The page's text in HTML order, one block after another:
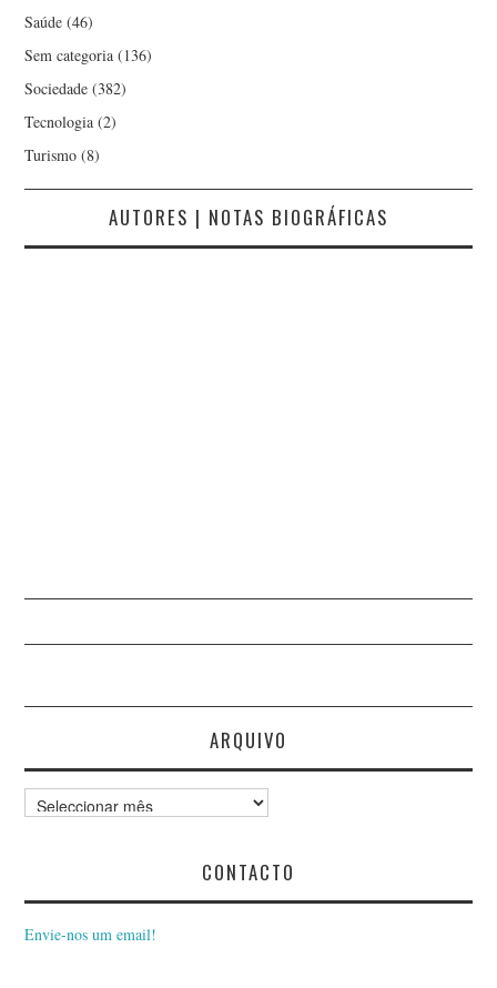
Saúde (46)
Sem categoria (136)
Sociedade (382)
Tecnologia (2)
Turismo (8)
AUTORES | NOTAS BIOGRÁFICAS
ARQUIVO
Arquivo
CONTACTO
Envie-nos um email!